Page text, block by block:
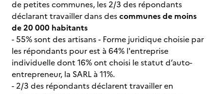
de petites communes, les 2/3 des répondants
déclarant travailler dans descommunes de moins
de 20 000 habitants
- 55% sont des artisans - Forme juridique choisie par
les répondants pour est à 64% l'entreprise
individuelle dont 16% ont choisi le statut d’auto-
entrepreneur, la SARL à 11%.
- 2/3 des répondants déclarent travailler en